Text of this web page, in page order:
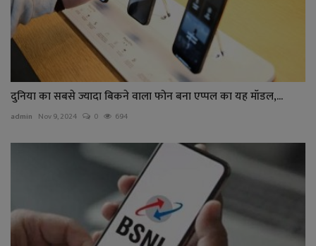
दुनिया का सबसे ज्यादा बिकने वाला फोन बना एप्पल का यह मॉडल,...
admin Nov 9, 2024 0 694